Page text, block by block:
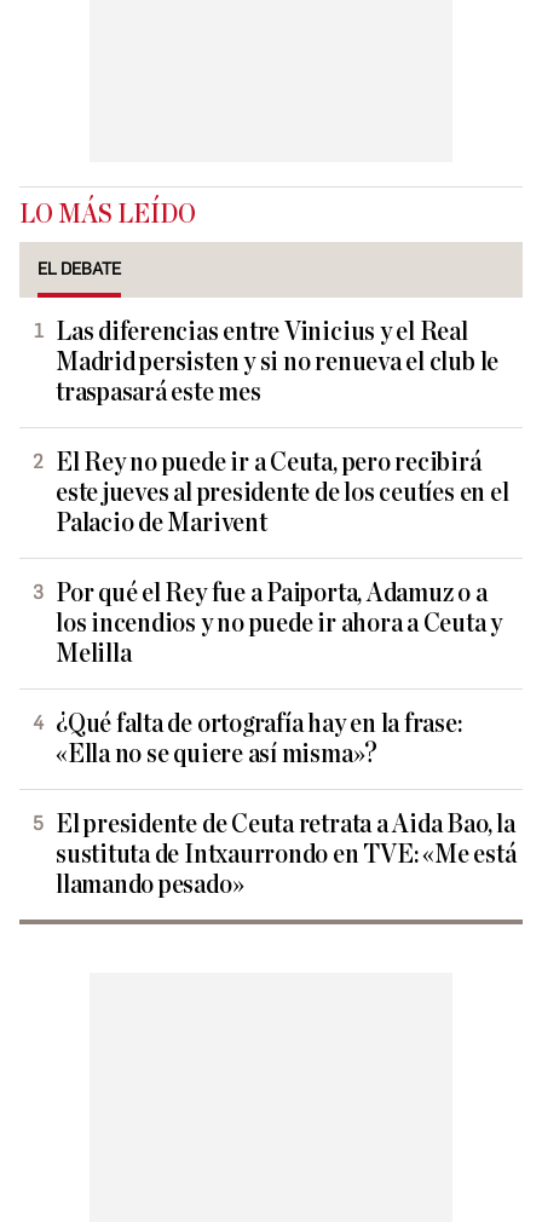
LO MÁS LEÍDO
EL DEBATE
Las diferencias entre Vinicius y el Real
Madrid persisten y si no renueva el club le
traspasará este mes
El Rey no puede ir a Ceuta, pero recibirá
este jueves al presidente de los ceutíes en el
Palacio de Marivent
Por qué el Rey fue a Paiporta, Adamuz o a
los incendios y no puede ir ahora a Ceuta y
Melilla
¿Qué falta de ortografía hay en la frase:
«Ella no se quiere así misma»?
El presidente de Ceuta retrata a Aida Bao, la
sustituta de Intxaurrondo en TVE: «Me está
llamando pesado»